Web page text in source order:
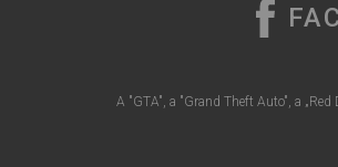
A "GTA", a "Grand Theft Auto", a